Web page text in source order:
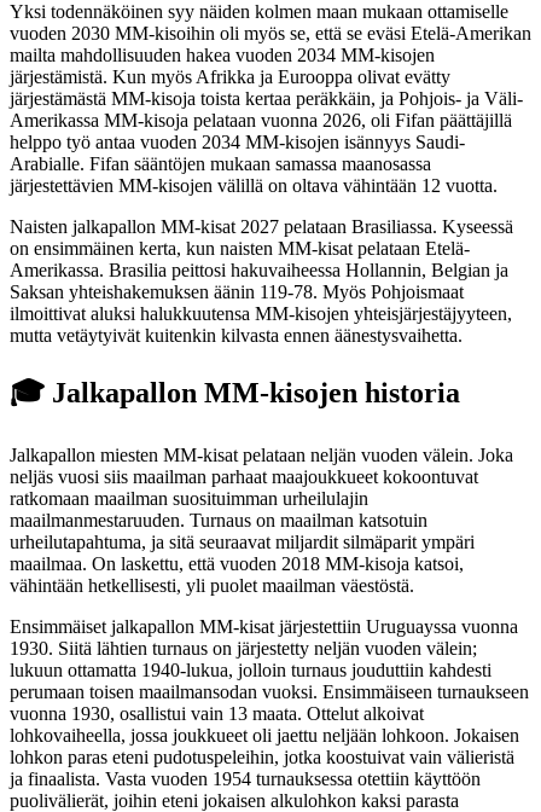
Yksi todennäköinen syy näiden kolmen maan mukaan ottamiselle
vuoden 2030 MM-kisoihin oli myös se, että se eväsi Etelä-Amerikan
mailta mahdollisuuden hakea vuoden 2034 MM-kisojen
järjestämistä. Kun myös Afrikka ja Eurooppa olivat evätty
järjestämästä MM-kisoja toista kertaa peräkkäin, ja Pohjois- ja Väli-
Amerikassa MM-kisoja pelataan vuonna 2026, oli Fifan päättäjillä
helppo työ antaa vuoden 2034 MM-kisojen isännyys Saudi-
Arabialle. Fifan sääntöjen mukaan samassa maanosassa
järjestettävien MM-kisojen välillä on oltava vähintään 12 vuotta.
Naisten jalkapallon MM-kisat 2027 pelataan Brasiliassa. Kyseessä
on ensimmäinen kerta, kun naisten MM-kisat pelataan Etelä-
Amerikassa. Brasilia peittosi hakuvaiheessa Hollannin, Belgian ja
Saksan yhteishakemuksen äänin 119-78. Myös Pohjoismaat
ilmoittivat aluksi halukkuutensa MM-kisojen yhteisjärjestäjyyteen,
mutta vetäytyivät kuitenkin kilvasta ennen äänestysvaihetta.
🎓 Jalkapallon MM-kisojen historia
Jalkapallon miesten MM-kisat pelataan neljän vuoden välein. Joka
neljäs vuosi siis maailman parhaat maajoukkueet kokoontuvat
ratkomaan maailman suosituimman urheilulajin
maailmanmestaruuden. Turnaus on maailman katsotuin
urheilutapahtuma, ja sitä seuraavat miljardit silmäparit ympäri
maailmaa. On laskettu, että vuoden 2018 MM-kisoja katsoi,
vähintään hetkellisesti, yli puolet maailman väestöstä.
Ensimmäiset jalkapallon MM-kisat järjestettiin Uruguayssa vuonna
1930. Siitä lähtien turnaus on järjestetty neljän vuoden välein;
lukuun ottamatta 1940-lukua, jolloin turnaus jouduttiin kahdesti
perumaan toisen maailmansodan vuoksi. Ensimmäiseen turnaukseen
vuonna 1930, osallistui vain 13 maata. Ottelut alkoivat
lohkovaiheella, jossa joukkueet oli jaettu neljään lohkoon. Jokaisen
lohkon paras eteni pudotuspeleihin, jotka koostuivat vain välieristä
ja finaalista. Vasta vuoden 1954 turnauksessa otettiin käyttöön
puolivälierät, joihin eteni jokaisen alkulohkon kaksi parasta